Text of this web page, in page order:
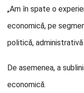
„Am în spate o
economică, pe
politică, administrativă
De asemenea, a
economică.